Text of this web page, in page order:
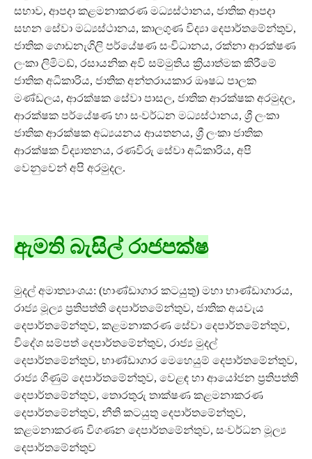
සභාව, ආපදා කළමනාකරණ මධ්‍යස්ථානය, ජාතික ආපදා
සහන සේවා මධ්‍යස්ථානය, කාලගුණ විද්‍යා දෙපාර්තමේන්තුව,
ජාතික ගොඩනැගිලි පර්යේෂණ සංවිධානය, රක්නා ආරක්ෂණ
ලංකා ලිමිටඩ්, රසායනික අවි සම්මුතිය ක්‍රියාත්මක කිරීමේ
ජාතික අධිකාරිය, ජාතික අන්තරායකාර ඖෂධ පාලක
මණ්ඩලය, ආරක්ෂක සේවා පාසල, ජාතික ආරක්ෂක අරමුදල,
ආරක්ෂක පර්යේෂණ හා සංවර්ධන මධ්‍යස්ථානය, ශ්‍රී ලංකා
ජාතික ආරක්ෂක අධ්‍යයනය ආයතනය, ශ්‍රී ලංකා ජාතික
ආරක්ෂක විද්‍යාතනය, රණවිරු සේවා අධිකාරිය, අපි
වෙනුවෙන් අපි අරමුදල.
ඇමති බැසිල් රාජපක්ෂ
මුදල් අමාත්‍යාංශය: (භාණ්ඩාගාර කටයුතු) මහා භාණ්ඩාගාරය,
රාජ්‍ය මූල්‍ය ප්‍රතිපත්ති දෙපාර්තමේන්තුව, ජාතික අයවැය
දෙපාර්තමේන්තුව, කළමනාකරණ සේවා දෙපාර්තමේන්තුව,
විදේශ සම්පත් දෙපාර්තමේන්තුව, රාජ්‍ය මුදල්
දෙපාර්තමේන්තුව, භාණ්ඩාගාර මෙහෙයුම් දෙපාර්තමේන්තුව,
රාජ්‍ය ගිණුම් දෙපාර්තමේන්තුව, වෙළඳ හා ආයෝජන ප්‍රතිපත්ති
දෙපාර්තමේන්තුව, තොරතුරු තාක්ෂණ කළමනාකරණ
දෙපාර්තමේන්තුව, නීති කටයුතු දෙපාර්තමේන්තුව,
කළමනාකරණ විගණන දෙපාර්තමේන්තුව, සංවර්ධන මූල්‍ය
දෙපාර්තමේන්තුව